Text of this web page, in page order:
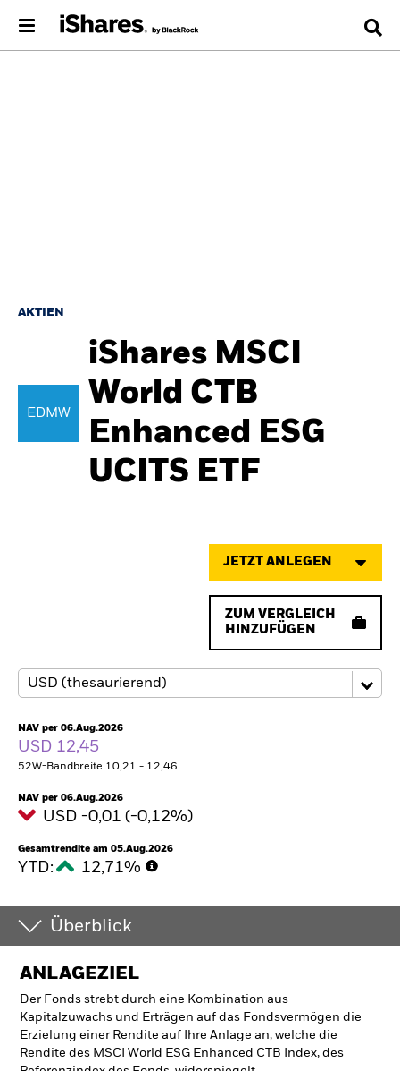
AKTIEN
EDMW
iShares MSCI
World CTB
Enhanced ESG
UCITS ETF
JETZT ANLEGEN
ZUM VERGLEICH
HINZUFÜGEN
NAV per 06.Aug.2026
USD 12,45
52W-Bandbreite 10,21 - 12,46
NAV per 06.Aug.2026
USD -0,01 (-0,12%)
Gesamtrendite am 05.Aug.2026
YTD: 12,71%
Überblick
ANLAGEZIEL
Der Fonds strebt durch eine Kombination aus
Kapitalzuwachs und Erträgen auf das Fondsvermögen die
Erzielung einer Rendite auf Ihre Anlage an, welche die
Rendite des MSCI World ESG Enhanced CTB Index, des